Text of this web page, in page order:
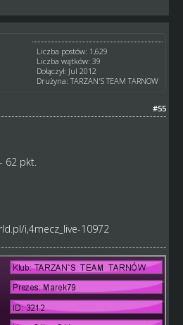
Liczba postów: 1,629
Liczba wątków: 39
Dołączył: Jul 2012
Drużyna: TARZAN'S TEAM TARNOW
#55
62 pkt.
i,4mecz_live-10972